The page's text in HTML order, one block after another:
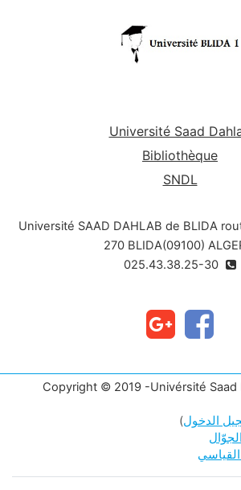
Université Saad
Bibliothèque
SNDL
Université SAAD DAHLAB de BLIDA
270 BLIDA(09100)
Copyright © 2019 -Univérsité Saad
الدخول)
القياسي